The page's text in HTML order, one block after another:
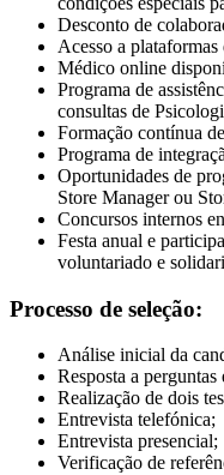
Desconto de
Acesso a
Médico online
Programa de
consultas de
Formação contínua
Programa de
Oportunidades de
Store Manager ou
Concursos internos
Festa anual e
voluntariado e
Processo de seleção:
Análise inicial da
Resposta a
Realização de dois
Entrevista telefónica;
Entrevista presencial;
Verificação de